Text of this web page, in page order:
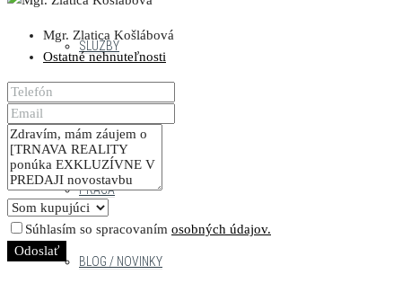
SLUŽBY
PRÁCA
BLOG / NOVINKY
Mgr. Zlatica Košlábová
Ostatné nehnuteľnosti
Súhlasím so spracovaním osobných údajov.
Odoslať